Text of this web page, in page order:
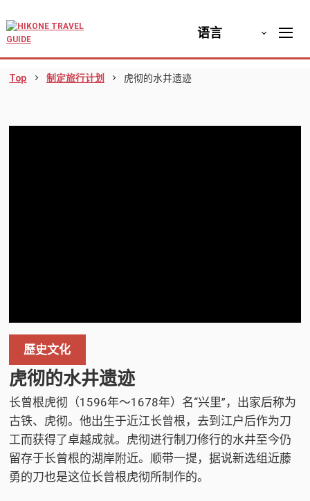
语言
Top 制定旅行计划 虎彻的水井遗迹
歷史文化
虎彻的水井遗迹
长曾根虎彻（1596年〜1678年）名“兴里”，出家后称为
古铁、虎彻。他出生于近江长曾根，去到江户后作为刀
工而获得了卓越成就。虎彻进行制刀修行的水井至今仍
留存于长曾根的湖岸附近。顺带一提，据说新选组近藤
勇的刀也是这位长曾根虎彻所制作的。